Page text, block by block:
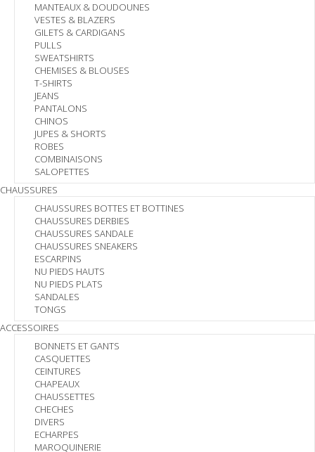
MANTEAUX & DOUDOUNES
VESTES & BLAZERS
GILETS & CARDIGANS
PULLS
SWEATSHIRTS
CHEMISES & BLOUSES
T-SHIRTS
JEANS
PANTALONS
CHINOS
JUPES & SHORTS
ROBES
COMBINAISONS
SALOPETTES
CHAUSSURES
CHAUSSURES BOTTES ET BOTTINES
CHAUSSURES DERBIES
CHAUSSURES SANDALE
CHAUSSURES SNEAKERS
ESCARPINS
NU PIEDS HAUTS
NU PIEDS PLATS
SANDALES
TONGS
ACCESSOIRES
BONNETS ET GANTS
CASQUETTES
CEINTURES
CHAPEAUX
CHAUSSETTES
CHECHES
DIVERS
ECHARPES
MAROQUINERIE